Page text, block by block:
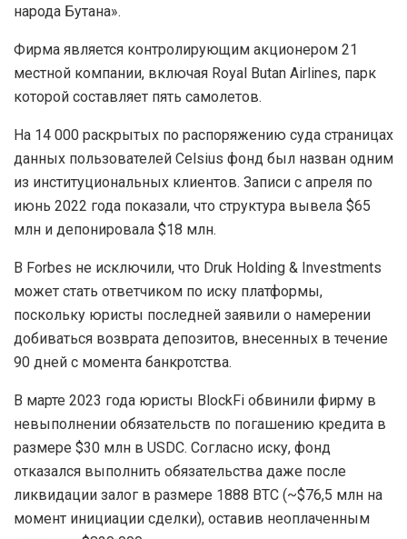
народа Бутана».
Фирма является контролирующим акционером 21
местной компании, включая Royal Butan Airlines, парк
которой составляет пять самолетов.
На 14 000 раскрытых по распоряжению суда страницах
данных пользователей Celsius фонд был назван одним
из институциональных клиентов. Записи с апреля по
июнь 2022 года показали, что структура вывела $65
млн и депонировала $18 млн.
В Forbes не исключили, что Druk Holding & Investments
может стать ответчиком по иску платформы,
поскольку юристы последней заявили о намерении
добиваться возврата депозитов, внесенных в течение
90 дней с момента банкротства.
В марте 2023 года юристы BlockFi обвинили фирму в
невыполнении обязательств по погашению кредита в
размере $30 млн в USDC. Согласно иску, фонд
отказался выполнить обязательства даже после
ликвидации залог в размере 1888 BTC (~$76,5 млн на
момент инициации сделки), оставив неоплаченным